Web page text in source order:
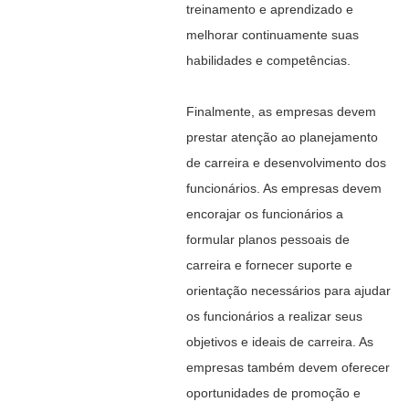
treinamento e aprendizado e
melhorar continuamente suas
habilidades e competências.
Finalmente, as empresas devem
prestar atenção ao planejamento
de carreira e desenvolvimento dos
funcionários. As empresas devem
encorajar os funcionários a
formular planos pessoais de
carreira e fornecer suporte e
orientação necessários para ajudar
os funcionários a realizar seus
objetivos e ideais de carreira. As
empresas também devem oferecer
oportunidades de promoção e